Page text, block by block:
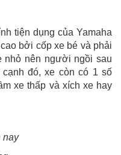
tiện dụng của Yamaha
bởi cốp xe bé và phải
nhỏ nên người ngồi sau
cạnh đó, xe còn có 1 số
xe thấp và xích xe hay
nay